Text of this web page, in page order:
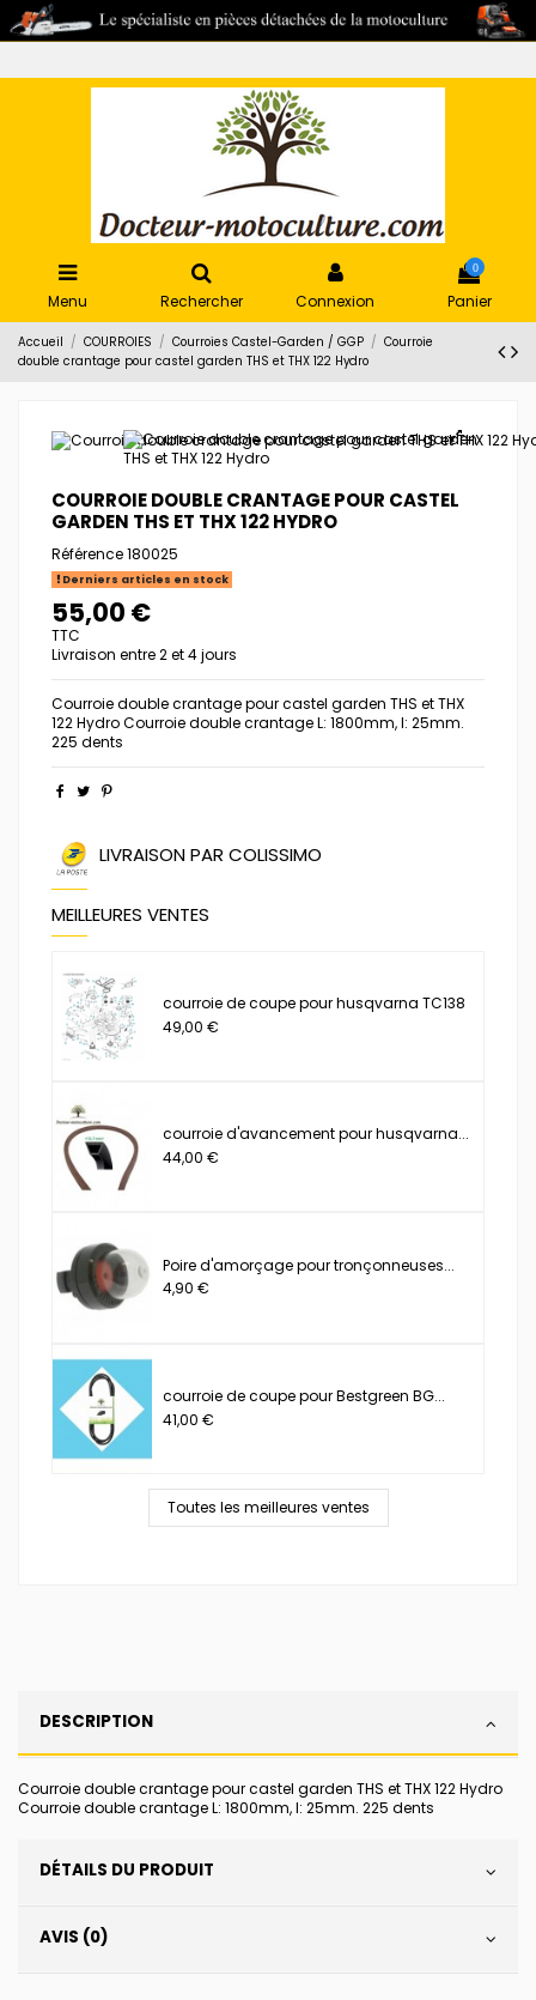
Menu Rechercher Connexion
0
Panier
Accueil COURROIES Courroies Castel-Garden / GGP
Courroie
double crantage pour castel garden THS et THX 122 Hydro
COURROIE DOUBLE CRANTAGE POUR CASTEL
GARDEN THS ET THX 122 HYDRO
Référence180025
Derniers articles en stock
55,00 €
TTC
Livraison entre 2 et 4 jours
Courroie double crantage pour castel garden THS et THX
122 Hydro Courroie double crantage L: 1800mm, l: 25mm.
225 dents
LIVRAISON PAR COLISSIMO
MEILLEURES VENTES
courroie de coupe pour husqvarna TC138
49,00 €
courroie d'avancement pour husqvarna...
44,00 €
Poire d'amorçage pour tronçonneuses...
4,90 €
courroie de coupe pour Bestgreen BG...
41,00 €
Toutes les meilleures ventes
DESCRIPTION
Courroie double crantage pour castel garden THS et THX 122 Hydro
Courroie double crantage L: 1800mm, l: 25mm. 225 dents
DÉTAILS DU PRODUIT
AVIS (0)